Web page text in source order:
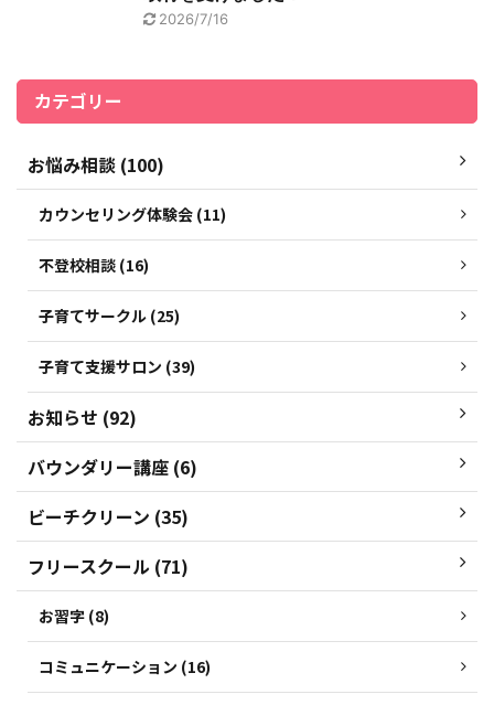
2026/7/16
カテゴリー
お悩み相談 (100)
カウンセリング体験会 (11)
不登校相談 (16)
子育てサークル (25)
子育て支援サロン (39)
お知らせ (92)
バウンダリー講座 (6)
ビーチクリーン (35)
フリースクール (71)
お習字 (8)
コミュニケーション (16)